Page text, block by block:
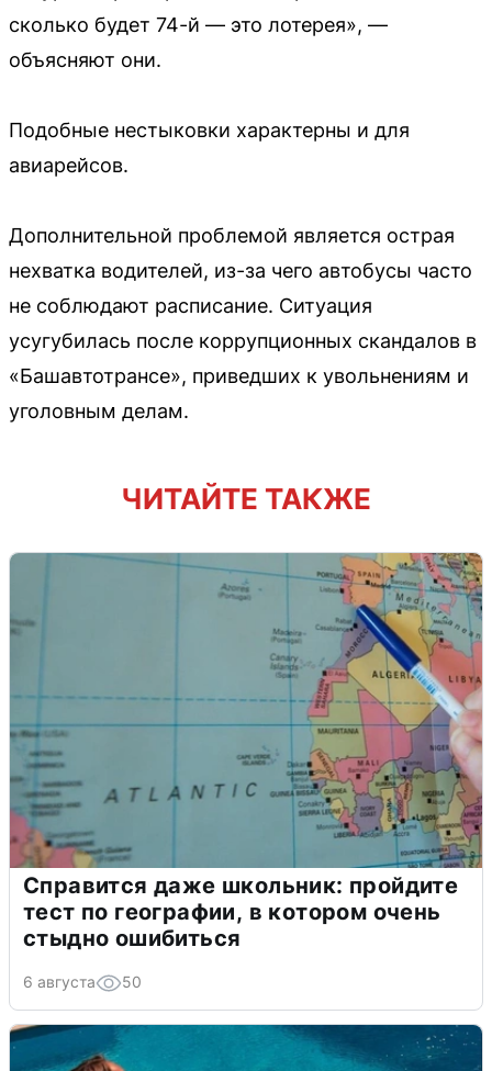
сколько будет 74-й — это лотерея», —
объясняют они.
Подобные нестыковки характерны и для
авиарейсов.
Дополнительной проблемой является острая
нехватка водителей, из-за чего автобусы часто
не соблюдают расписание. Ситуация
усугубилась после коррупционных скандалов в
«Башавтотрансе», приведших к увольнениям и
уголовным делам.
ЧИТАЙТЕ ТАКЖЕ
Справится даже школьник: пройдите
тест по географии, в котором очень
стыдно ошибиться
6 августа 50